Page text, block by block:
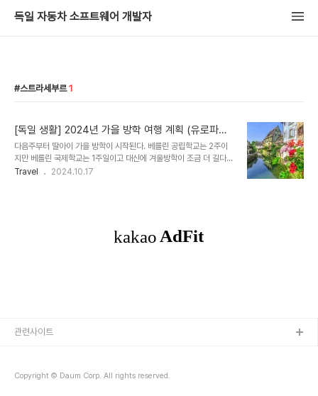
독일 자동차 소프트웨어 개발자
스트라세부르 1
[독일 생활] 2024년 가을 방학 여행 계획 (유로파파
크, 프랑스 콜마르/스트라세부르)
다음주부터 딸아이 가을 방학이 시작된다. 베를린 공립학교는 2주이
지만 베를린 국제학교는 1주일이고 대신에 겨울방학이 조금 더 길다.
독일 휴일 및 방학에 관한 글은
프랑스 콜마르 -> 프랑스 스트라세부르 -> 독일 프랑크푸르트 -> 베
를린 을 4박 5일 일정으로 가기로 했다. 유로파파크에서 하루를 보내
Travel 2024.10.17
Copyright © Daum Corp. All rights reserved.
관련사이트